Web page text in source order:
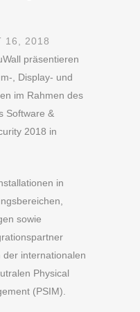
16, 2018
präsentieren
, Display- und
im Rahmen des
Software &
2018 in
in
sowie
der internationalen
Physical
(PSIM).